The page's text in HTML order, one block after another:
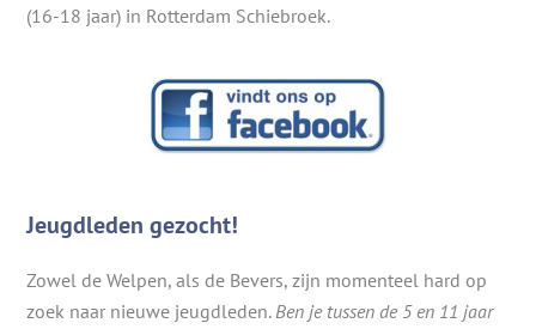
(16-18 jaar) in Rotterdam Schiebroek.
Jeugdleden gezocht!
Zowel de Welpen, als de Bevers, zijn momenteel hard op
zoek naar nieuwe jeugdleden.Ben je tussen de 5 en 11 jaar